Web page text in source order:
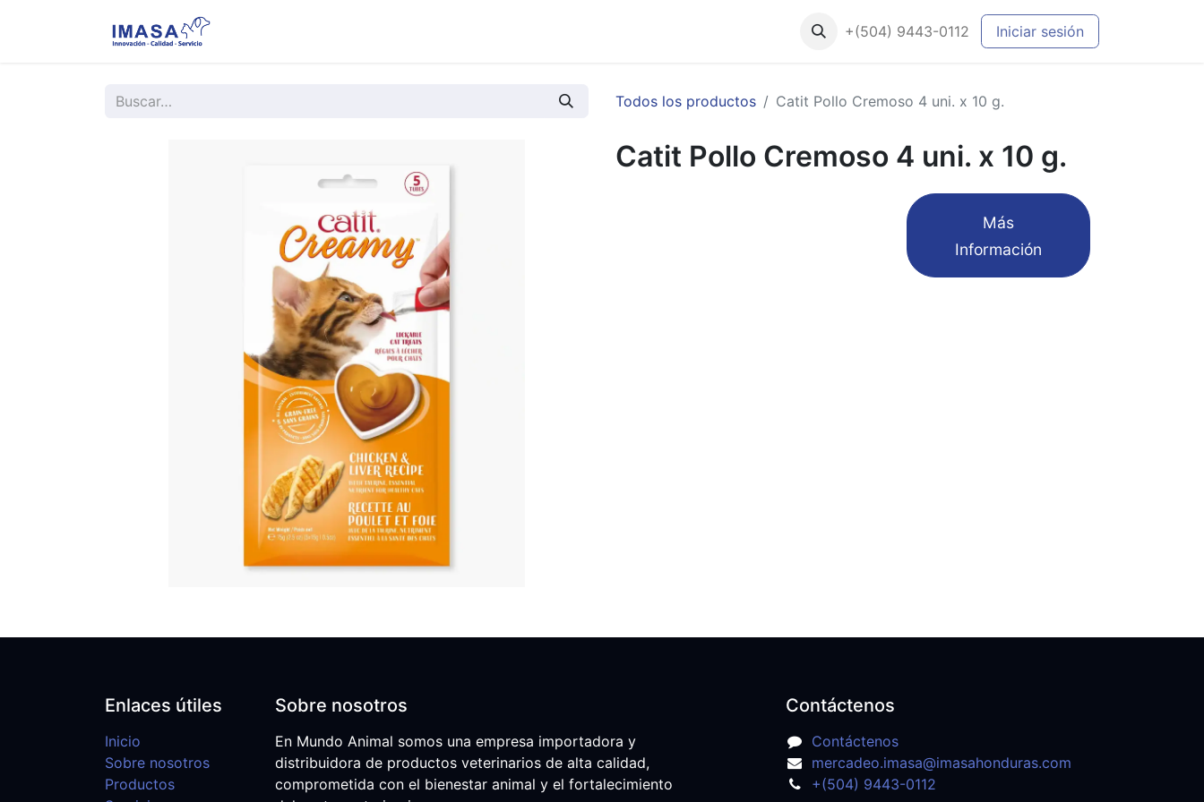
+(504) 9443-0112 Iniciar sesión
Todos los productos Catit Pollo Cremoso 4 uni. x 10 g.
Catit Pollo Cremoso 4 uni. x 10 g.
​Más
Información
Enlaces útiles
Inicio
Sobre nosotros
Productos
Sobre nosotros
En Mundo Animal somos una empresa importadora y
distribuidora de productos veterinarios de alta calidad,
comprometida con el bienestar animal y el fortalecimiento
Contáctenos
Contáctenos
mercadeo.imasa@imasahonduras.com
+(504) 9443-0112